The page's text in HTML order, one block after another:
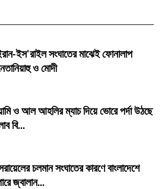
ইস'রাইল সংঘাতের মাঝেই ফোনালাপ
ও মোদী
ও আল আহলির ম্যাচ দিয়ে ভোরে পর্দা উঠছে
বি...
চলমান সংঘাতের কারণে বাংলাদেশে
জ্বালান...